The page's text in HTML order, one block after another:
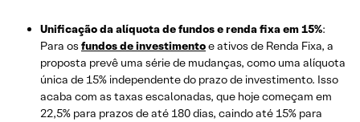
Unificação da alíquota de fundos e renda fixa em 15%:
Para os fundos de investimentoe ativos de Renda Fixa, a
proposta prevê uma série de mudanças, como uma alíquota
única de 15% independente do prazo de investimento. Isso
acaba com as taxas escalonadas, que hoje começam em
22,5% para prazos de até 180 dias, caindo até 15% para